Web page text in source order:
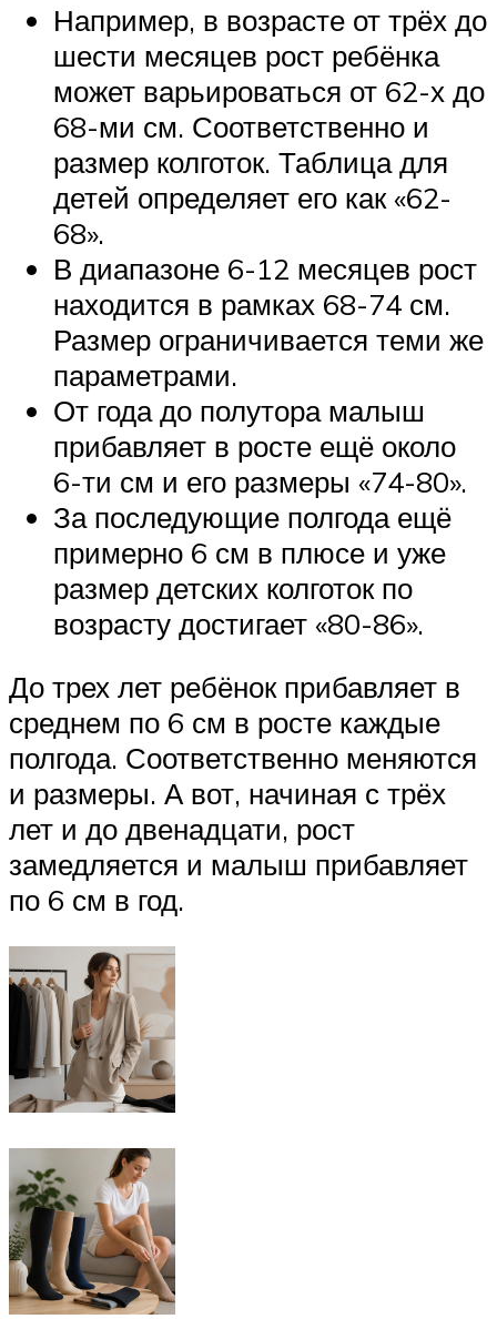
Например, в возрасте от трёх до
шести месяцев рост ребёнка
может варьироваться от 62-х до
68-ми см. Соответственно и
размер колготок. Таблица для
детей определяет его как «62-
68».
В диапазоне 6-12 месяцев рост
находится в рамках 68-74 см.
Размер ограничивается теми же
параметрами.
От года до полутора малыш
прибавляет в росте ещё около
6-ти см и его размеры «74-80».
За последующие полгода ещё
примерно 6 см в плюсе и уже
размер детских колготок по
возрасту достигает «80-86».
До трех лет ребёнок прибавляет в
среднем по 6 см в росте каждые
полгода. Соответственно меняются
и размеры. А вот, начиная с трёх
лет и до двенадцати, рост
замедляется и малыш прибавляет
по 6 см в год.